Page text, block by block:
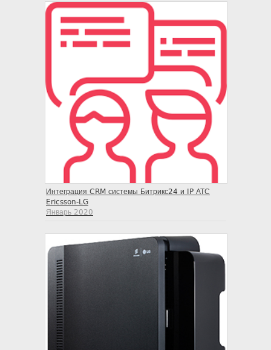
Интеграция CRM системы Битрикс24 и IP АТС
Ericsson-LG
Январь 2020